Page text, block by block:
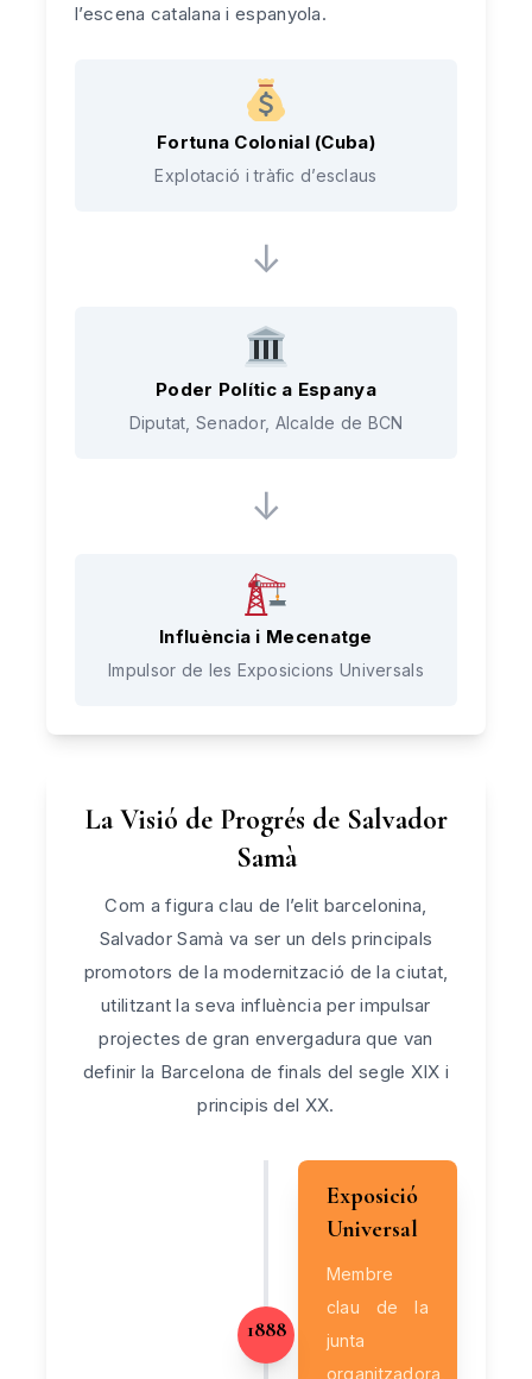
l’escena catalana i espanyola.
Fortuna Colonial (Cuba)
Explotació i tràfic d’esclaus
↓
Poder Polític a Espanya
Diputat, Senador, Alcalde de BCN
↓
Influència i Mecenatge
Impulsor de les Exposicions Universals
La Visió de Progrés de Salvador
Samà
Com a figura clau de l’elit barcelonina,
Salvador Samà va ser un dels principals
promotors de la modernització de la ciutat,
utilitzant la seva influència per impulsar
projectes de gran envergadura que van
definir la Barcelona de finals del segle XIX i
principis del XX.
1888
Exposició
Universal
Membre
clau de la
junta
organitzadora,